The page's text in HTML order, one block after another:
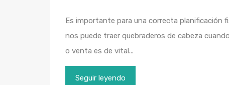
Es importante para una correcta planificación
nos puede traer quebraderos de cabeza
o venta es de vital...
Seguir leyendo